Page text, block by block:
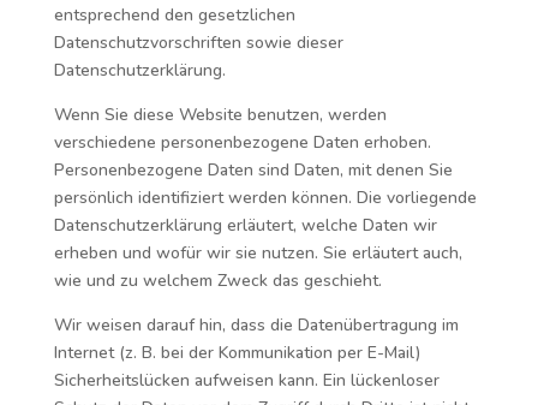
entsprechend den gesetzlichen
Datenschutzvorschriften sowie dieser
Datenschutzerklärung.
Wenn Sie diese Website benutzen, werden
verschiedene personenbezogene Daten erhoben.
Personenbezogene Daten sind Daten, mit denen Sie
persönlich identifiziert werden können. Die vorliegende
Datenschutzerklärung erläutert, welche Daten wir
erheben und wofür wir sie nutzen. Sie erläutert auch,
wie und zu welchem Zweck das geschieht.
Wir weisen darauf hin, dass die Datenübertragung im
Internet (z. B. bei der Kommunikation per E-Mail)
Sicherheitslücken aufweisen kann. Ein lückenloser